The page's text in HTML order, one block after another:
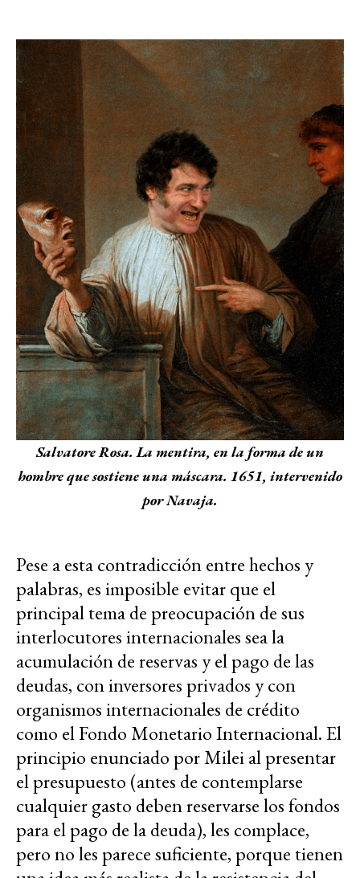
Salvatore Rosa. La mentira, en la forma de un
hombre que sostiene una máscara. 1651, intervenido
por Navaja.
Pese a esta contradicción entre hechos y
palabras, es imposible evitar que el
principal tema de preocupación de sus
interlocutores internacionales sea la
acumulación de reservas y el pago de las
deudas, con inversores privados y con
organismos internacionales de crédito
como el Fondo Monetario Internacional. El
principio enunciado por Milei al presentar
el presupuesto (antes de contemplarse
cualquier gasto deben reservarse los fondos
para el pago de la deuda), les complace,
pero no les parece suficiente, porque tienen